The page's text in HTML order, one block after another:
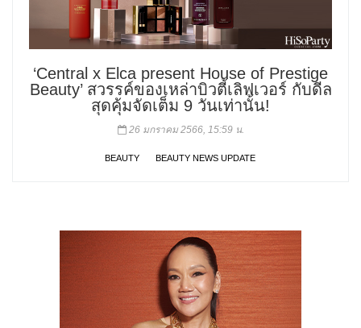
‘Central x Elca present House of Prestige
Beauty’ สวรรค์ของเหล่าบิวตี้เลิฟเวอร์ กับดีล
สุดคุ้มจัดเต็ม 9 วันเท่านั้น!
26 มกราคม 2566, 15:59 น.
BEAUTY BEAUTY NEWS UPDATE